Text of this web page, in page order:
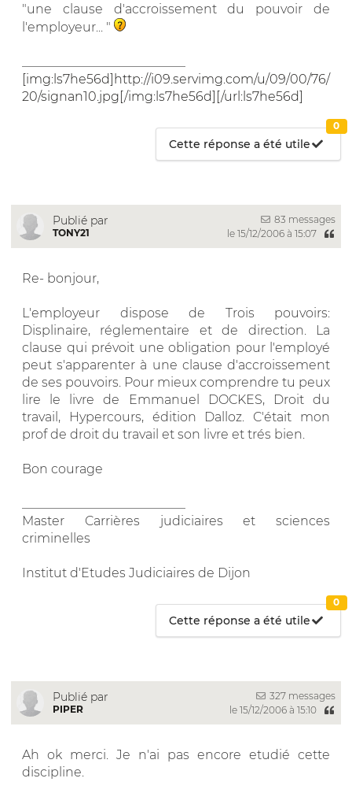
"une clause d'accroissement du pouvoir de
l'employeur... "
[img:ls7he56d]http://i09.servimg.com/u/09/00/76/
20/signan10.jpg[/img:ls7he56d][/url:ls7he56d]
Cette réponse a été utile
0
Publié par
TONY21
83 messages
le 15/12/2006 à 15:07
Re- bonjour,
L'employeur dispose de Trois pouvoirs:
Displinaire, réglementaire et de direction. La
clause qui prévoit une obligation pour l'employé
peut s'apparenter à une clause d'accroissement
de ses pouvoirs. Pour mieux comprendre tu peux
lire le livre de Emmanuel DOCKES, Droit du
travail, Hypercours, édition Dalloz. C'était mon
prof de droit du travail et son livre et trés bien.
Bon courage
Master Carrières judiciaires et sciences
criminelles
Institut d'Etudes Judiciaires de Dijon
Cette réponse a été utile
0
Publié par
PIPER
327 messages
le 15/12/2006 à 15:10
Ah ok merci. Je n'ai pas encore etudié cette
discipline.